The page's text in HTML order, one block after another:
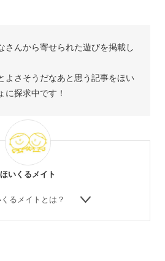
さんから寄せられた遊びを掲載し
よさそうだなあと思う記事をほい
に探求中です！
ほいくるメイト
るメイトとは？